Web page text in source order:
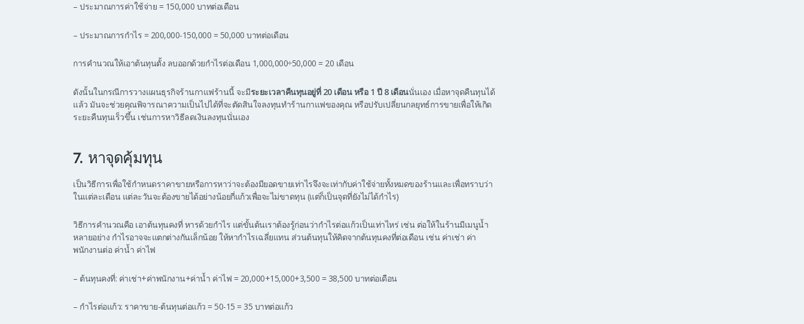
– ประมาณการค่าใช้จ่าย = 150,000 บาทต่อเดือน
– ประมาณการกำไร = 200,000-150,000 = 50,000 บาทต่อเดือน
การคำนวณให้เอาต้นทุนตั้ง ลบออกด้วยกำไรต่อเดือน 1,000,000÷50,000 = 20 เดือน
ดังนั้นในกรณีการวางแผนธุรกิจร้านกาแฟร้านนี้ จะมีระยะเวลาคืนทุนอยู่ที่ 20 เดือน หรือ 1 ปี 8 เดือนนั่นเอง เมื่อหาจุดคืนทุนได้
แล้ว มันจะช่วยคุณพิจารณาความเป็นไปได้ที่จะตัดสินใจลงทุนทำร้านกาแฟของคุณ หรือปรับเปลี่ยนกลยุทธ์การขายเพื่อให้เกิด
ระยะคืนทุนเร็วขึ้น เช่นการหาวิธีลดเงินลงทุนนั่นเอง
7. หาจุดคุ้มทุน
เป็นวิธีการเพื่อใช้กำหนดราคาขายหรือการหาว่าจะต้องมียอดขายเท่าไรจึงจะเท่ากับค่าใช้จ่ายทั้งหมดของร้านและเพื่อทราบว่า
ในแต่ละเดือน แต่ละวันจะต้องขายได้อย่างน้อยกี่แก้วเพื่อจะไม่ขาดทุน (แต่ก็เป็นจุดที่ยังไม่ได้กำไร)
วิธีการคำนวณคือ เอาต้นทุนคงที่ หารด้วยกำไร แต่ขั้นต้นเราต้องรู้ก่อนว่ากำไรต่อแก้วเป็นเท่าไหร่ เช่น ต่อให้ในร้านมีเมนูน้ำ
หลายอย่าง กำไรอาจจะแตกต่างกันเล็กน้อย ให้หากำไรเฉลี่ยแทน ส่วนต้นทุนให้คิดจากต้นทุนคงที่ต่อเดือน เช่น ค่าเช่า ค่า
พนักงานต่อ ค่าน้ำ ค่าไฟ
– ต้นทุนคงที่: ค่าเช่า+ค่าพนักงาน+ค่าน้ำ ค่าไฟ = 20,000+15,000+3,500 = 38,500 บาทต่อเดือน
– กำไรต่อแก้ว: ราคาขาย-ต้นทุนต่อแก้ว = 50-15 = 35 บาทต่อแก้ว